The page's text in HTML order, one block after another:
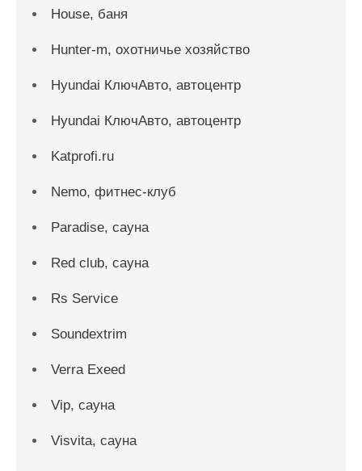
House, баня
Hunter-m, охотничье хозяйство
Hyundai КлючАвто, автоцентр
Hyundai КлючАвто, автоцентр
Katprofi.ru
Nemo, фитнес-клуб
Paradise, сауна
Red сlub, сауна
Rs Service
Soundextrim
Verra Exeed
Vip, сауна
Visvita, сауна